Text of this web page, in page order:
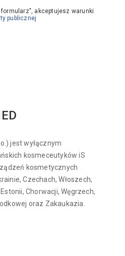
akceptujesz warunki
publicznej
jest wyłącznym
kosmeceutyków iS
kosmetycznych
Czechach, Włoszech,
Chorwacji, Węgrzech,
oraz Zakaukazia.